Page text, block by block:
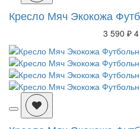
Кресло Мяч Экокожа
3 590 ₽